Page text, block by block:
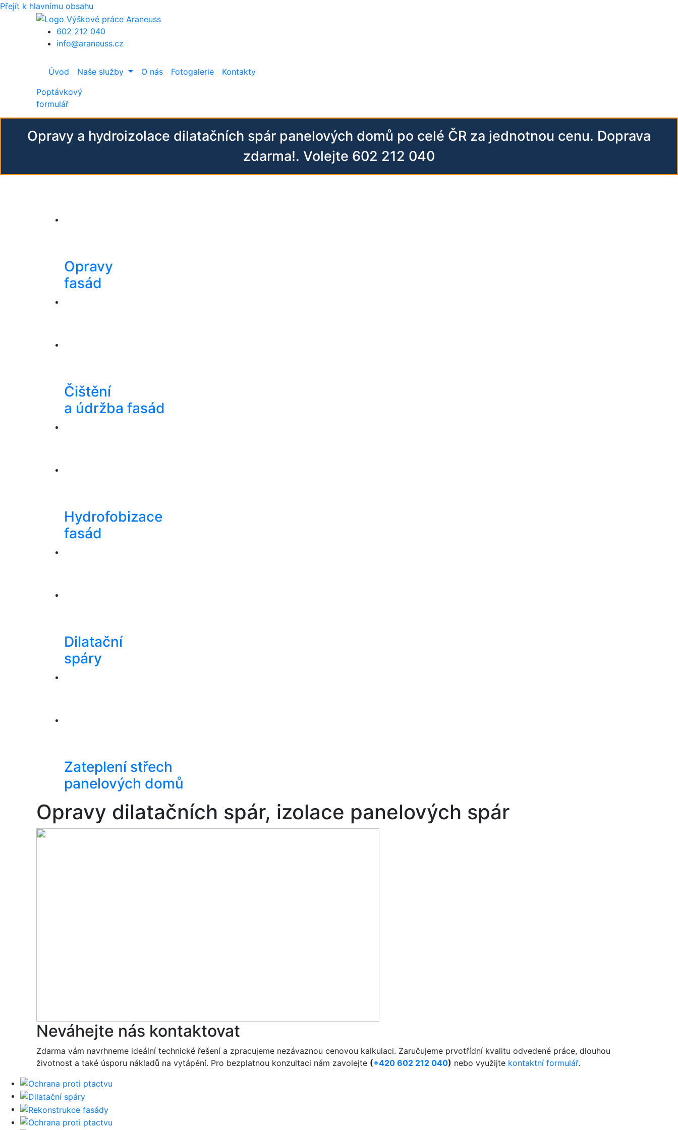
Přejít k hlavnímu obsahu
602 212 040
info@araneuss.cz
Úvod Naše služby O nás Fotogalerie
Kontakty
Poptávkový
formulář
Opravy a hydroizolace dilatačních spár panelových domů po celé ČR za jednotnou cenu. Doprava
zdarma!. Volejte 602 212 040
Opravy
fasád
Čištění
a údržba fasád
Hydrofobizace
fasád
Dilatační
spáry
Zateplení střech
panelových domů
Opravy dilatačních spár, izolace panelových spár
Neváhejte nás kontaktovat
Zdarma vám navrhneme ideální technické řešení a zpracujeme nezávaznou cenovou kalkulaci. Zaručujeme prvotřídní kvalitu odvedené práce, dlouhou
životnost a také úsporu nákladů na vytápění. Pro bezplatnou konzultaci nám zavolejte (+420 602 212 040) nebo využijte kontaktní formulář.